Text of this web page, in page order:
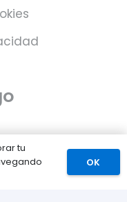
PS5
tu
OK